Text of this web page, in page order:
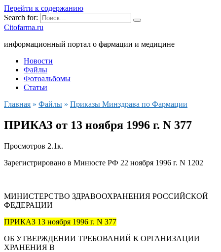
Перейти к содержанию
Search for:
Citofarma.ru
информационный портал о фармации и медицине
Новости
Файлы
Фотоальбомы
Статьи
Главная » Файлы » Приказы Минздрава по Фармации
ПРИКАЗ от 13 ноября 1996 г. N 377
Просмотров 2.1к.
Зарегистрировано в Минюсте РФ 22 ноября 1996 г. N 1202
МИНИСТЕРСТВО ЗДРАВООХРАНЕНИЯ РОССИЙСКОЙ
ФЕДЕРАЦИИ
ПРИКАЗ 13 ноября 1996 г. N 377
ОБ УТВЕРЖДЕНИИ ТРЕБОВАНИЙ К ОРГАНИЗАЦИИ
ХРАНЕНИЯ В